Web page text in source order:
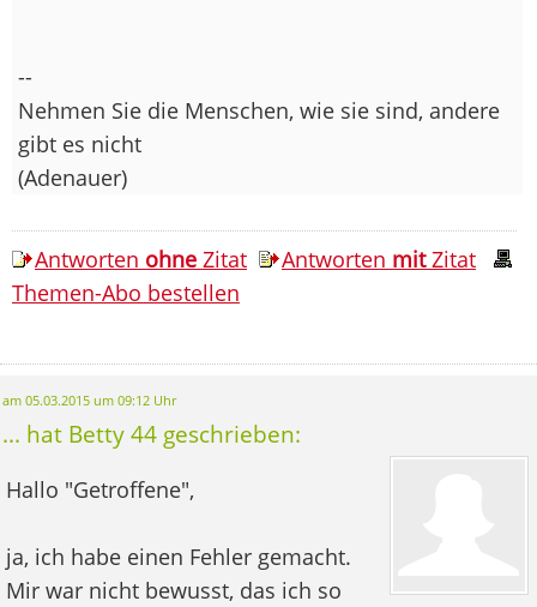
--
Nehmen Sie die Menschen, wie sie sind, andere
gibt es nicht
(Adenauer)
Antworten ohne Zitat Antworten mitZitat
Themen-Abo bestellen
am 05.03.2015 um 09:12 Uhr
... hat Betty 44 geschrieben:
Hallo "Getroffene",
ja, ich habe einen Fehler gemacht.
Mir war nicht bewusst, das ich so